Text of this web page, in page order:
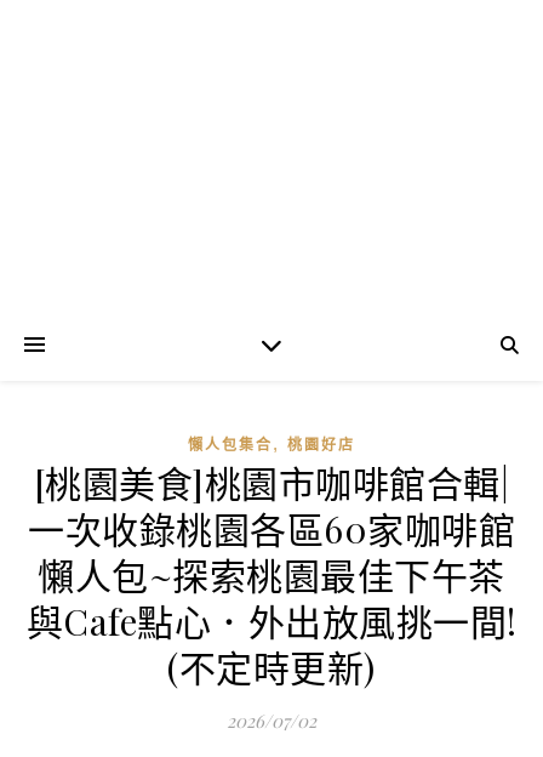
懶人包集合 , 桃園好店
[桃園美食]桃園市咖啡館合輯|
一次收錄桃園各區60家咖啡館
懶人包~探索桃園最佳下午茶
與Cafe點心．外出放風挑一間!
(不定時更新)
2026/07/02